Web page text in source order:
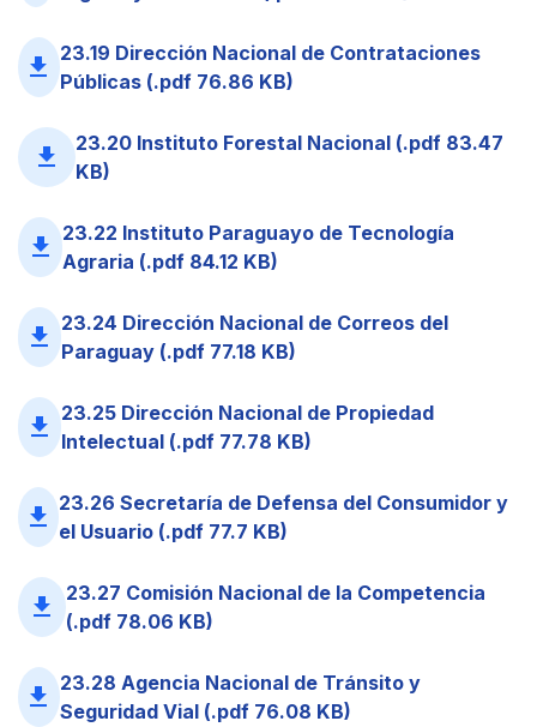
file_download 23.19 Dirección Nacional de Contrataciones
Públicas (.pdf 76.86 KB)
file_download
23.20 Instituto Forestal Nacional (.pdf 83.47
KB)
file_download 23.22 Instituto Paraguayo de Tecnología
Agraria (.pdf 84.12 KB)
file_download 23.24 Dirección Nacional de Correos del
Paraguay (.pdf 77.18 KB)
file_download 23.25 Dirección Nacional de Propiedad
Intelectual (.pdf 77.78 KB)
file_download 23.26 Secretaría de Defensa del Consumidor y
el Usuario (.pdf 77.7 KB)
file_download
23.27 Comisión Nacional de la Competencia
(.pdf 78.06 KB)
file_download 23.28 Agencia Nacional de Tránsito y
Seguridad Vial (.pdf 76.08 KB)